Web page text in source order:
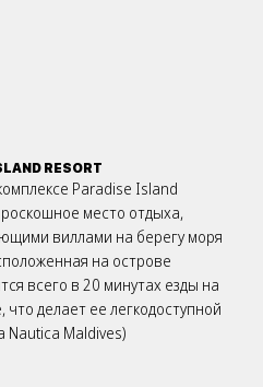
RESORT
Paradise Island
место отдыха,
виллами на берегу моря
на острове
всего в 20 минутах езды на
делает ее легкодоступной
Nautica Maldives)